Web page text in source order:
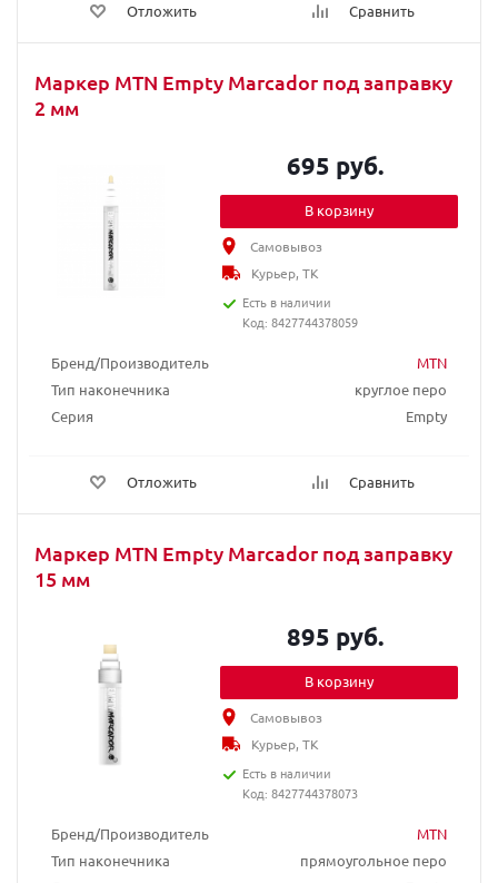
Отложить Сравнить
Маркер MTN Empty Marcador под заправку
2 мм
Бренд/Производитель
MTN
Тип наконечника
круглое перо
Серия
Empty
Отложить Сравнить
695 руб.
В корзину
Самовывоз
Курьер, ТК
Есть в наличии
Код: 8427744378059
Маркер MTN Empty Marcador под заправку
15 мм
Бренд/Производитель
MTN
Тип наконечника
прямоугольное перо
895 руб.
В корзину
Самовывоз
Курьер, ТК
Есть в наличии
Код: 8427744378073